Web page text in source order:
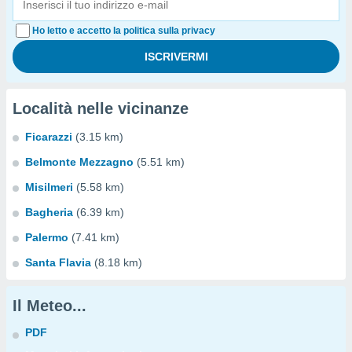
Ho letto e accetto la politica sulla privacy
Località nelle vicinanze
Ficarazzi (3.15 km)
Belmonte Mezzagno (5.51 km)
Misilmeri (5.58 km)
Bagheria (6.39 km)
Palermo (7.41 km)
Santa Flavia (8.18 km)
Il Meteo...
PDF